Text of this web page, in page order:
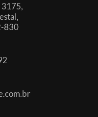
3175,
830